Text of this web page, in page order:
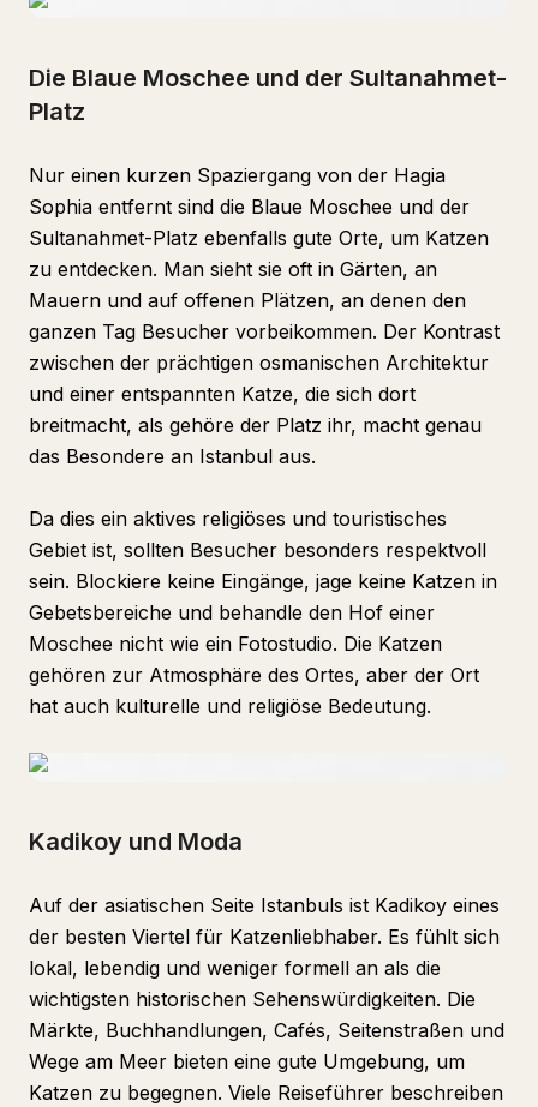
Die Blaue Moschee und der Sultanahmet-
Platz
Nur einen kurzen Spaziergang von der Hagia
Sophia entfernt sind die Blaue Moschee und der
Sultanahmet-Platz ebenfalls gute Orte, um Katzen
zu entdecken. Man sieht sie oft in Gärten, an
Mauern und auf offenen Plätzen, an denen den
ganzen Tag Besucher vorbeikommen. Der Kontrast
zwischen der prächtigen osmanischen Architektur
und einer entspannten Katze, die sich dort
breitmacht, als gehöre der Platz ihr, macht genau
das Besondere an Istanbul aus.
Da dies ein aktives religiöses und touristisches
Gebiet ist, sollten Besucher besonders respektvoll
sein. Blockiere keine Eingänge, jage keine Katzen in
Gebetsbereiche und behandle den Hof einer
Moschee nicht wie ein Fotostudio. Die Katzen
gehören zur Atmosphäre des Ortes, aber der Ort
hat auch kulturelle und religiöse Bedeutung.
Kadikoy und Moda
Auf der asiatischen Seite Istanbuls ist Kadikoy eines
der besten Viertel für Katzenliebhaber. Es fühlt sich
lokal, lebendig und weniger formell an als die
wichtigsten historischen Sehenswürdigkeiten. Die
Märkte, Buchhandlungen, Cafés, Seitenstraßen und
Wege am Meer bieten eine gute Umgebung, um
Katzen zu begegnen. Viele Reiseführer beschreiben